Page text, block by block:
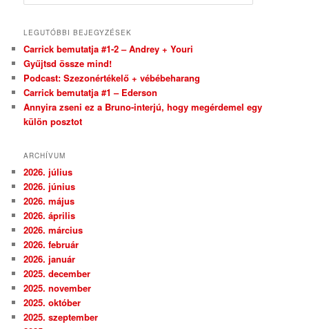
LEGUTÓBBI BEJEGYZÉSEK
Carrick bemutatja #1-2 – Andrey + Youri
Gyűjtsd össze mind!
Podcast: Szezonértékelő + vébébeharang
Carrick bemutatja #1 – Ederson
Annyira zseni ez a Bruno-interjú, hogy megérdemel egy
külön posztot
ARCHÍVUM
2026. július
2026. június
2026. május
2026. április
2026. március
2026. február
2026. január
2025. december
2025. november
2025. október
2025. szeptember